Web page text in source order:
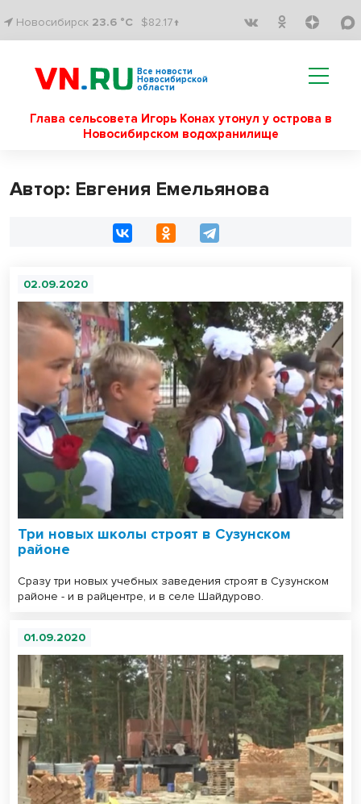
Новосибирск 23.6 °C $82.17↑
Все новости
Новосибирской
области
Глава сельсовета Игорь Конах утонул у острова в
Новосибирском водохранилище
Автор: Евгения Емельянова
02.09.2020
Три новых школы строят в Сузунском
районе
Сразу три новых учебных заведения строят в Сузунском
районе - и в райцентре, и в селе Шайдурово.
01.09.2020